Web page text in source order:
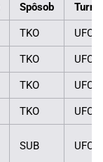
Spôsob Turnaj
TKO UFC
TKO UFC
TKO UFC
TKO UFC
SUB UFC